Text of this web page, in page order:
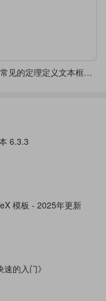
英文书常见的定理定义文本框设计欣赏
6.3.3
模板 - 2025年更新
的入门》